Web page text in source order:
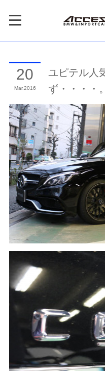
20
Mar 2016
ユピテル人
ず・・・・